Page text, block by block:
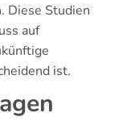
Diese Studien
auf
ist.